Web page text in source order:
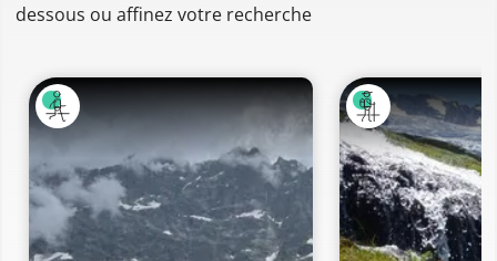
dessous ou affinez votre recherche